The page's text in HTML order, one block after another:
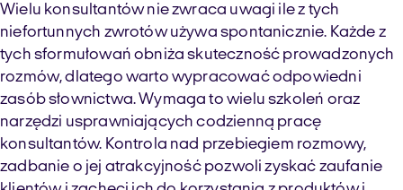
Wielu konsultantów nie zwraca uwagi ile z tych
niefortunnych zwrotów używa spontanicznie. Każde z
tych sformułowań obniża skuteczność prowadzonych
rozmów, dlatego warto wypracować odpowiedni
zasób słownictwa. Wymaga to wielu szkoleń oraz
narzędzi usprawniających codzienną pracę
konsultantów. Kontrola nad przebiegiem rozmowy,
zadbanie o jej atrakcyjność pozwoli zyskać zaufanie